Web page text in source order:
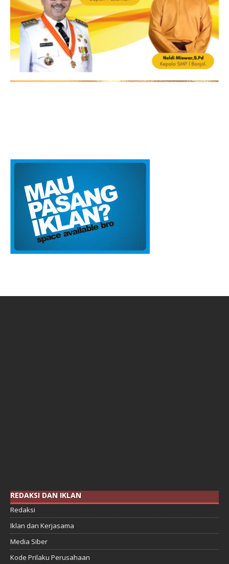
REDAKSI DAN IKLAN
Redaksi
Iklan dan Kerjasama
Media Siber
Kode Prilaku Perusahaan